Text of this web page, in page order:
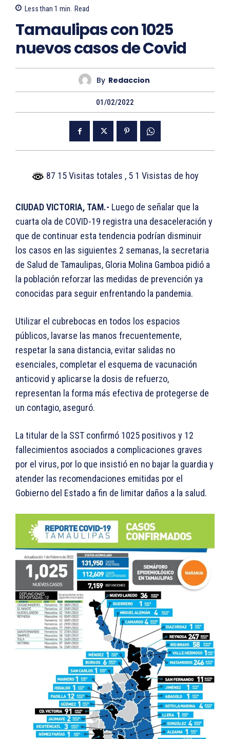
Less than 1 min. Read
Tamaulipas con 1025
nuevos casos de Covid
By Redaccion
01/02/2022
87 15 Visitas totales , 5 1 Visistas de hoy
CIUDAD VICTORIA, TAM.- Luego de señalar que la
cuarta ola de COVID-19 registra una desaceleración y
que de continuar esta tendencia podrían disminuir
los casos en las siguientes 2 semanas, la secretaria
de Salud de Tamaulipas, Gloria Molina Gamboa pidió a
la población reforzar las medidas de prevención ya
conocidas para seguir enfrentando la pandemia.
Utilizar el cubrebocas en todos los espacios
públicos, lavarse las manos frecuentemente,
respetar la sana distancia, evitar salidas no
esenciales, completar el esquema de vacunación
anticovid y aplicarse la dosis de refuerzo,
representan la forma más efectiva de protegerse de
un contagio, aseguró.
La titular de la SST confirmó 1025 positivos y 12
fallecimientos asociados a complicaciones graves
por el virus, por lo que insistió en no bajar la guardia y
atender las recomendaciones emitidas por el
Gobierno del Estado a fin de limitar daños a la salud.